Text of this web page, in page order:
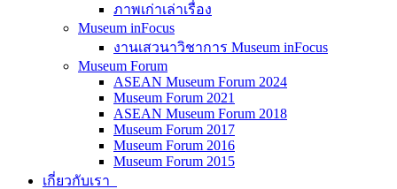
ภาพเก่าเล่าเรื่อง
Museum inFocus
งานเสวนาวิชาการ Museum inFocus
Museum Forum
ASEAN Museum Forum 2024
Museum Forum 2021
ASEAN Museum Forum 2018
Museum Forum 2017
Museum Forum 2016
Museum Forum 2015
เกี่ยวกับเรา